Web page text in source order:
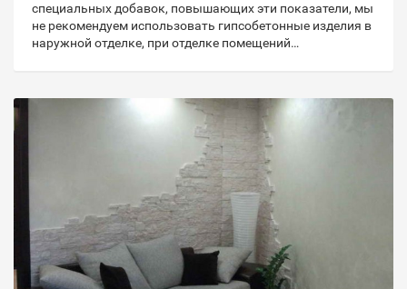
специальных добавок, повышающих эти показатели, мы
не рекомендуем использовать гипсобетонные изделия в
наружной отделке, при отделке помещений…